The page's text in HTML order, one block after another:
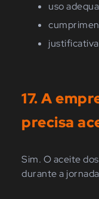
uso
17.A
precisa
Sim. O aceite
durante a jornada